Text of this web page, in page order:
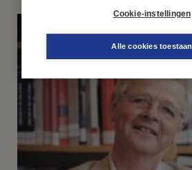
Cookie-instellingen
Alle cookies toestaan